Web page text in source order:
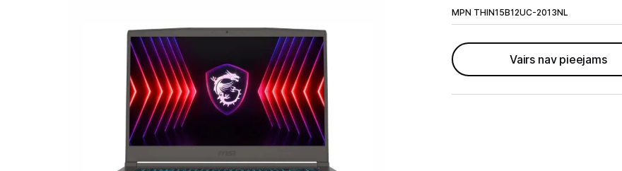
MPN THIN15B12UC-2013NL
Vairs nav pieejams